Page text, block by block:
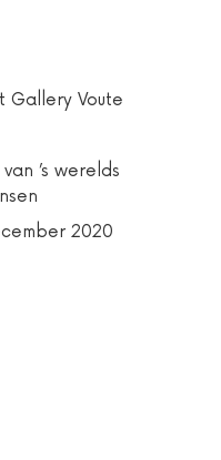
Gallery Voute
’s werelds
2020